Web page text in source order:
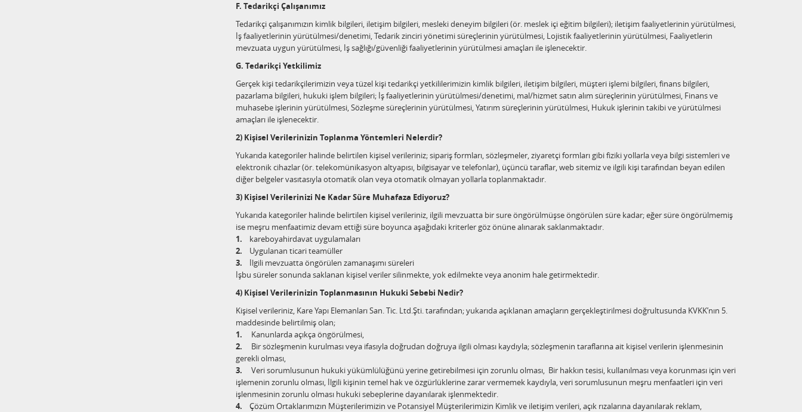
F. Tedarikçi Çalışanımız
Tedarikçi çalışanımızın kimlik bilgileri, iletişim bilgileri, mesleki deneyim bilgileri (ör. meslek içi eğitim bilgileri); iletişim faaliyetlerinin yürütülmesi,
İş faaliyetlerinin yürütülmesi/denetimi, Tedarik zinciri yönetimi süreçlerinin yürütülmesi, Lojistik faaliyetlerinin yürütülmesi, Faaliyetlerin
mevzuata uygun yürütülmesi, İş sağlığı/güvenliği faaliyetlerinin yürütülmesi amaçları ile işlenecektir.
G. Tedarikçi Yetkilimiz
Gerçek kişi tedarikçilerimizin veya tüzel kişi tedarikçi yetkililerimizin kimlik bilgileri, iletişim bilgileri, müşteri işlemi bilgileri, finans bilgileri,
pazarlama bilgileri, hukuki işlem bilgileri; İş faaliyetlerinin yürütülmesi/denetimi, mal/hizmet satın alım süreçlerinin yürütülmesi, Finans ve
muhasebe işlerinin yürütülmesi, Sözleşme süreçlerinin yürütülmesi, Yatırım süreçlerinin yürütülmesi, Hukuk işlerinin takibi ve yürütülmesi
amaçları ile işlenecektir.
2) Kişisel Verilerinizin Toplanma Yöntemleri Nelerdir?
Yukarıda kategoriler halinde belirtilen kişisel verileriniz; sipariş formları, sözleşmeler, ziyaretçi formları gibi fiziki yollarla veya bilgi sistemleri ve
elektronik cihazlar (ör. telekomünikasyon altyapısı, bilgisayar ve telefonlar), üçüncü taraflar, web sitemiz ve ilgili kişi tarafından beyan edilen
diğer belgeler vasıtasıyla otomatik olan veya otomatik olmayan yollarla toplanmaktadır.
3) Kişisel Verilerinizi Ne Kadar Süre Muhafaza Ediyoruz?
Yukarıda kategoriler halinde belirtilen kişisel verileriniz, ilgili mevzuatta bir sure öngörülmüşse öngörülen süre kadar; eğer süre öngörülmemiş
ise meşru menfaatimiz devam ettiği süre boyunca aşağıdaki kriterler göz önüne alınarak saklanmaktadır.
1. kareboyahirdavat uygulamaları
2.
Uygulanan ticari teamüller
3.
İlgili mevzuatta öngörülen zamanaşımı süreleri
İşbu süreler sonunda saklanan kişisel veriler silinmekte, yok edilmekte veya anonim hale getirmektedir.
4) Kişisel Verilerinizin Toplanmasının Hukuki Sebebi Nedir?
Kişisel verileriniz, Kare Yapı Elemanları San. Tic. Ltd.Şti. tarafından; yukarıda açıklanan amaçların gerçekleştirilmesi doğrultusunda KVKK’nın 5.
maddesinde belirtilmiş olan;
1. Kanunlarda açıkça öngörülmesi,
2. Bir sözleşmenin kurulması veya ifasıyla doğrudan doğruya ilgili olması kaydıyla; sözleşmenin taraflarına ait kişisel verilerin işlenmesinin
gerekli olması,
3. Veri sorumlusunun hukuki yükümlülüğünü yerine getirebilmesi için zorunlu olması, Bir hakkın tesisi, kullanılması veya korunması için veri
işlemenin zorunlu olması, İlgili kişinin temel hak ve özgürlüklerine zarar vermemek kaydıyla, veri sorumlusunun meşru menfaatleri için veri
işlenmesinin zorunlu olması hukuki sebeplerine dayanılarak işlenmektedir.
4. Çözüm Ortaklarımızın Müşterilerimizin ve Potansiyel Müşterilerimizin Kimlik ve iletişim verileri, açık rızalarına dayanılarak reklam,